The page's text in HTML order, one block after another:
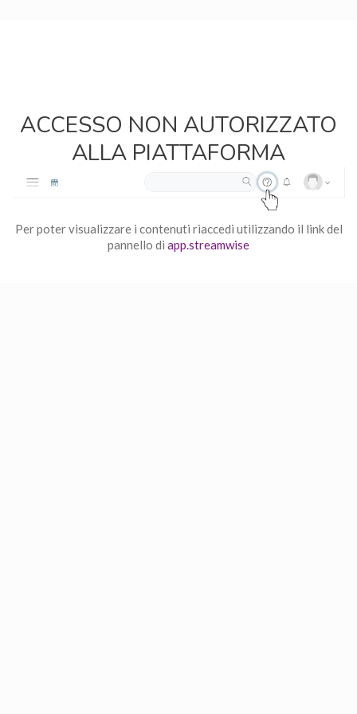
ACCESSO NON AUTORIZZATO
ALLA PIATTAFORMA
Per poter visualizzare i contenuti riaccedi utilizzando il link del
pannello di app.streamwise